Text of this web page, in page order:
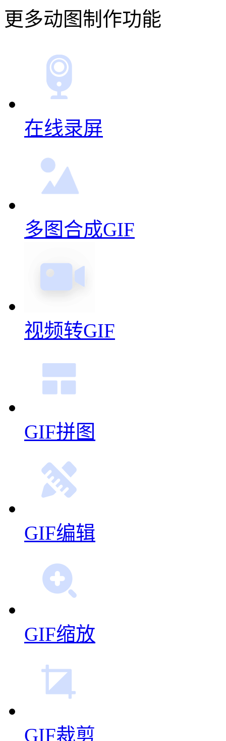
更多动图制作功能
在线录屏
多图合成GIF
视频转GIF
GIF拼图
GIF编辑
GIF缩放
GIF裁剪